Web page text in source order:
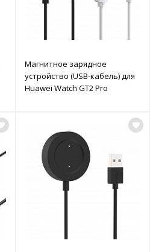
Магнитное зарядное
устройство (USB-кабель) для
Huawei Watch GT2 Pro